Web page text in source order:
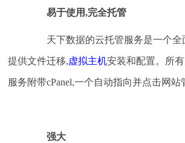
易于使用,完全托管
天下数据的云托管服务是一个全
提供文件迁移,虚拟主机安装和配置。所
服务附带cPanel,一个自动指向并点击网站
强大